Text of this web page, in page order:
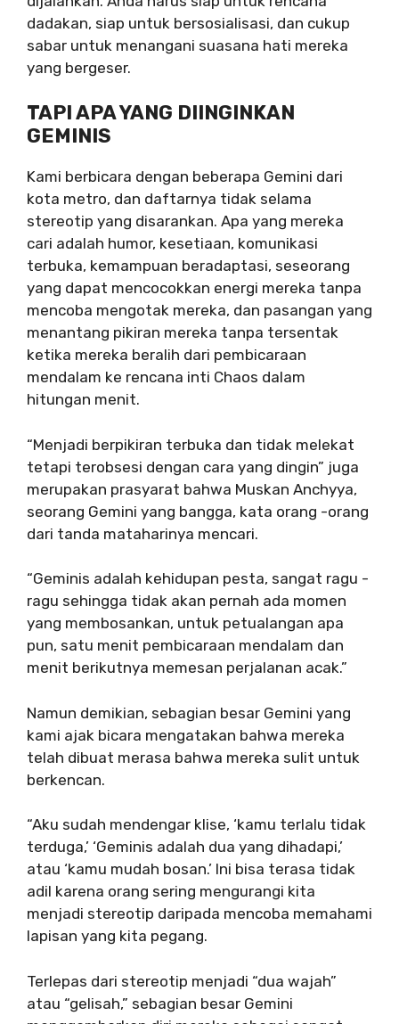
dadakan, siap untuk bersosialisasi, dan cukup
sabar untuk menangani suasana hati mereka
yang bergeser.
TAPI APA YANG DIINGINKAN
GEMINIS
Kami berbicara dengan beberapa Gemini dari
kota metro, dan daftarnya tidak selama
stereotip yang disarankan. Apa yang mereka
cari adalah humor, kesetiaan, komunikasi
terbuka, kemampuan beradaptasi, seseorang
yang dapat mencocokkan energi mereka tanpa
mencoba mengotak mereka, dan pasangan yang
menantang pikiran mereka tanpa tersentak
ketika mereka beralih dari pembicaraan
mendalam ke rencana inti Chaos dalam
hitungan menit.
“Menjadi berpikiran terbuka dan tidak melekat
tetapi terobsesi dengan cara yang dingin” juga
merupakan prasyarat bahwa Muskan Anchyya,
seorang Gemini yang bangga, kata orang -orang
dari tanda mataharinya mencari.
“Geminis adalah kehidupan pesta, sangat ragu -
ragu sehingga tidak akan pernah ada momen
yang membosankan, untuk petualangan apa
pun, satu menit pembicaraan mendalam dan
menit berikutnya memesan perjalanan acak.”
Namun demikian, sebagian besar Gemini yang
kami ajak bicara mengatakan bahwa mereka
telah dibuat merasa bahwa mereka sulit untuk
berkencan.
“Aku sudah mendengar klise, ‘kamu terlalu tidak
terduga,’ ‘Geminis adalah dua yang dihadapi,’
atau ‘kamu mudah bosan.’ Ini bisa terasa tidak
adil karena orang sering mengurangi kita
menjadi stereotip daripada mencoba memahami
lapisan yang kita pegang.
Terlepas dari stereotip menjadi “dua wajah”
atau “gelisah,” sebagian besar Gemini